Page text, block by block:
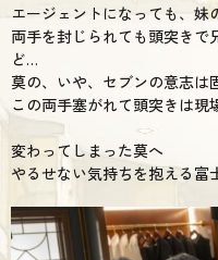
エージェントになっても、妹
両手を封じられても頭突きで
ど…
莫の、いや、セブンの意志は
この両手塞がれて頭突きは
変わってしまった莫へ
やるせない気持ちを抱える